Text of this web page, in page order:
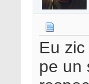
Eu
pe un